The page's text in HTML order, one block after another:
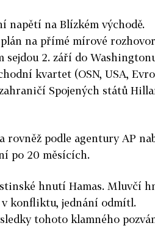
napětí na Blízkém východě.
na přímé mírové
sejdou 2. září do
kvartet (OSN, USA,
Spojených států
rovněž podle agentury AP
po 20 měsících.
hnutí Hamas. Mluvčí
v konfliktu, jednání odmítl.
tohoto klamného